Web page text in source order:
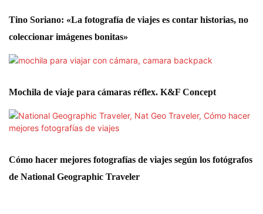
Tino Soriano: «La fotografía de viajes es contar historias, no
coleccionar imágenes bonitas»
Mochila de viaje para cámaras réflex. K&F Concept
Cómo hacer mejores fotografías de viajes según los fotógrafos
de National Geographic Traveler